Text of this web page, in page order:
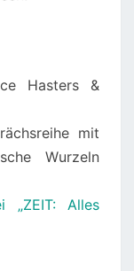
Hasters &
mit
Wurzeln
„ZEIT: Alles